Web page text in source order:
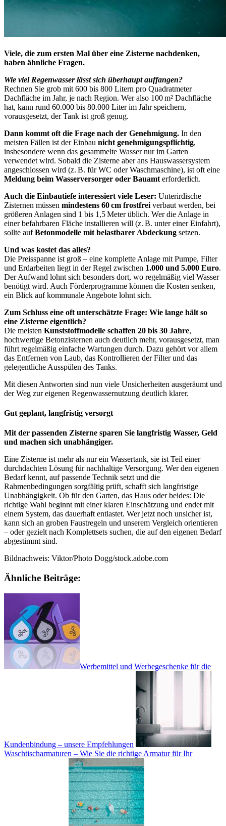
Viele, die zum ersten Mal über eine Zisterne nachdenken,
haben ähnliche Fragen.
Wie viel Regenwasser lässt sich überhaupt auffangen?
Rechnen Sie grob mit 600 bis 800 Litern pro Quadratmeter
Dachfläche im Jahr, je nach Region. Wer also 100 m² Dachfläche
hat, kann rund 60.000 bis 80.000 Liter im Jahr speichern,
vorausgesetzt, der Tank ist groß genug.
Dann kommt oft die Frage nach der Genehmigung. In den
meisten Fällen ist der Einbau nicht genehmigungspflichtig,
insbesondere wenn das gesammelte Wasser nur im Garten
verwendet wird. Sobald die Zisterne aber ans Hauswassersystem
angeschlossen wird (z. B. für WC oder Waschmaschine), ist oft eine
Meldung beim Wasserversorger oder Bauamt erforderlich.
Auch die Einbautiefe interessiert viele Leser: Unterirdische
Zisternen müssen mindestens 60 cm frostfrei verbaut werden, bei
größeren Anlagen sind 1 bis 1,5 Meter üblich. Wer die Anlage in
einer befahrbaren Fläche installieren will (z. B. unter einer Einfahrt),
sollte aufBetonmodelle mit belastbarer Abdeckung setzen.
Und was kostet das alles?
Die Preisspanne ist groß – eine komplette Anlage mit Pumpe, Filter
und Erdarbeiten liegt in der Regel zwischen 1.000 und 5.000 Euro.
Der Aufwand lohnt sich besonders dort, wo regelmäßig viel Wasser
benötigt wird. Auch Förderprogramme können die Kosten senken,
ein Blick auf kommunale Angebote lohnt sich.
Zum Schluss eine oft unterschätzte Frage: Wie lange hält so
eine Zisterne eigentlich?
Die meisten Kunststoffmodelle schaffen 20 bis 30 Jahre,
hochwertige Betonzisternen auch deutlich mehr, vorausgesetzt, man
führt regelmäßig einfache Wartungen durch. Dazu gehört vor allem
das Entfernen von Laub, das Kontrollieren der Filter und das
gelegentliche Ausspülen des Tanks.
Mit diesen Antworten sind nun viele Unsicherheiten ausgeräumt und
der Weg zur eigenen Regenwassernutzung deutlich klarer.
Gut geplant, langfristig versorgt
Mit der passenden Zisterne sparen Sie langfristig Wasser, Geld
und machen sich unabhängiger.
Eine Zisterne ist mehr als nur ein Wassertank, sie ist Teil einer
durchdachten Lösung für nachhaltige Versorgung. Wer den eigenen
Bedarf kennt, auf passende Technik setzt und die
Rahmenbedingungen sorgfältig prüft, schafft sich langfristige
Unabhängigkeit. Ob für den Garten, das Haus oder beides: Die
richtige Wahl beginnt mit einer klaren Einschätzung und endet mit
einem System, das dauerhaft entlastet. Wer jetzt noch unsicher ist,
kann sich an groben Faustregeln und unserem Vergleich orientieren
– oder gezielt nach Komplettsets suchen, die auf den eigenen Bedarf
abgestimmt sind.
Bildnachweis: Viktor/Photo Dogg/stock.adobe.com
Ähnliche Beiträge:
Werbemittel und Werbegeschenke für die
Kundenbindung – unsere Empfehlungen
Waschtischarmaturen – Wie Sie die richtige Armatur für Ihr